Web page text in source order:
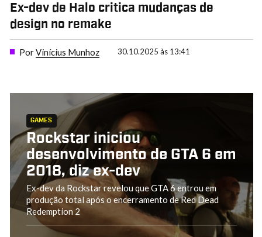
Ex-dev de Halo critica mudanças de
design no remake
PorVinícius Munhoz 30.10.2025 às 13:41
GAMES
Rockstar iniciou
desenvolvimento de GTA 6 em
2018, diz ex-dev
Ex-dev da Rockstar revelou que GTA 6 entrou em
produção total após o encerramento de Red Dead
Redemption 2